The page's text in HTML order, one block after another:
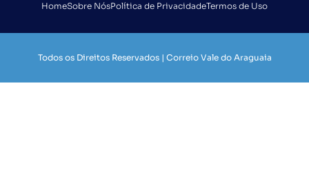
HomeSobre NósPolítica de PrivacidadeTermos de Uso
Todos os Direitos Reservados | Correio Vale do Araguaia